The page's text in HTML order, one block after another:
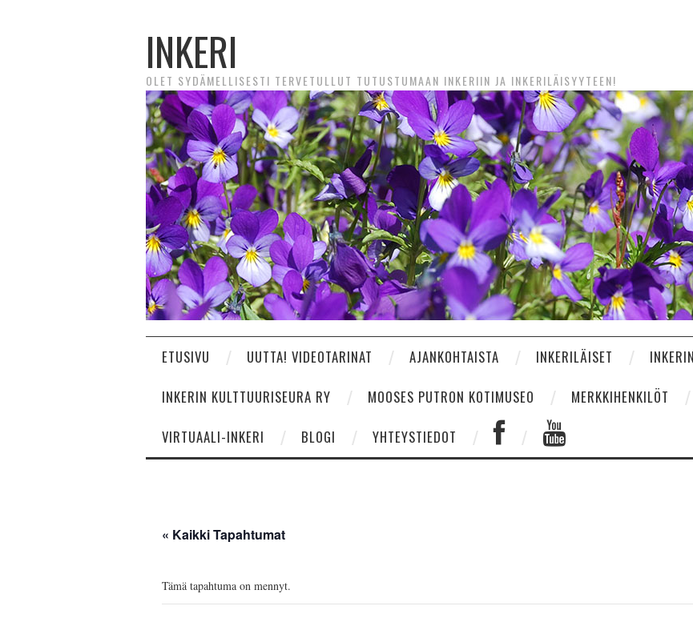
INKERI
OLET SYDÄMELLISESTI TERVETULLUT TUTUSTUMAAN INKERIIN JA INKERILÄISYYTEEN!
ETUSIVU UUTTA! VIDEOTARINAT AJANKOHTAISTA INKERILÄISET
INKERIN KULTTUURISEURA RY
MOOSES PUTRON KOTIMUSEO MERKKIHENKILÖT
VIRTUAALI-INKERI
BLOGI YHTEYSTIEDOT
« Kaikki Tapahtumat
Tämä tapahtuma on mennyt.